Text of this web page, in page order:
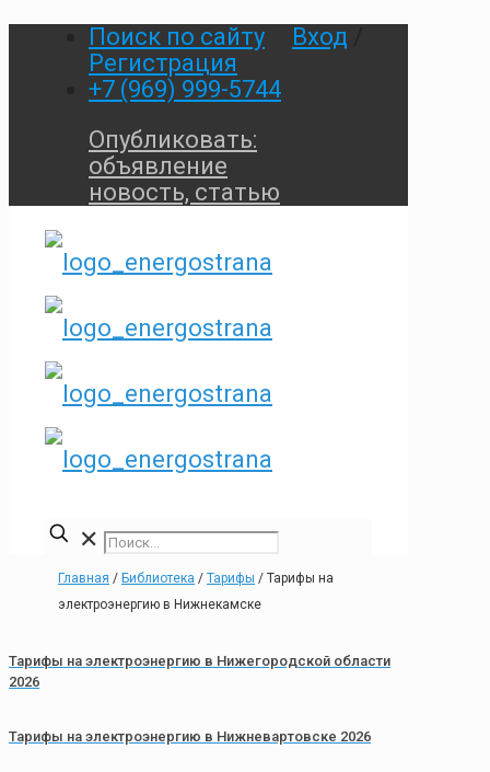
Поиск по сайту Вход
Регистрация
+7 (969) 999-5744
Опубликовать:
объявление
новость, статью
✕
Главная / Библиотека / Тарифы / Тарифы на
электроэнергию в Нижнекамске
Тарифы на электроэнергию в Нижегородской области
2026
Тарифы на электроэнергию в Нижневартовске 2026